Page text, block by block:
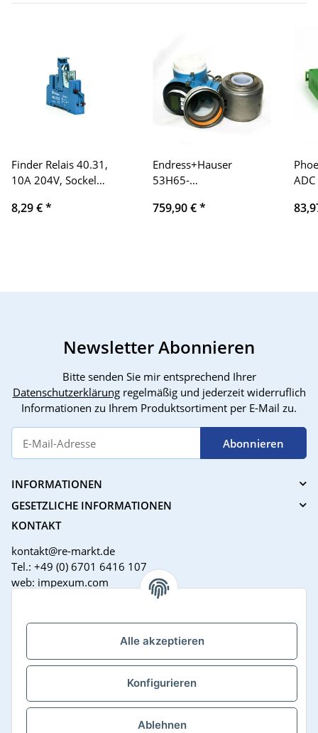
Alle akzeptieren
Konfigurieren
Ablehnen
Finder Relais 40.31,
10A 204V, Sockel
8,29 €*
Endress+Hauser
53H65-
Promag
759,90 €*
8Bit,
Newsletter Abonnieren
Bitte senden Sie mir entsprechend Ihrer
Datenschutzerklärungregelmäßig und jederzeit widerruflich
Informationen zu Ihrem Produktsortiment per E-Mail zu.
Abonnieren
INFORMATIONEN
GESETZLICHE INFORMATIONEN
KONTAKT
kontakt@re-markt.de
Tel.: +49 (0) 6701 6416 107
web: impexum.com
Mo-Fr: 08:00 - 17:00 Uhr